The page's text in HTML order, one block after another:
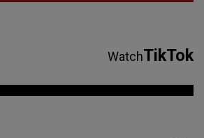
WatchTikTok